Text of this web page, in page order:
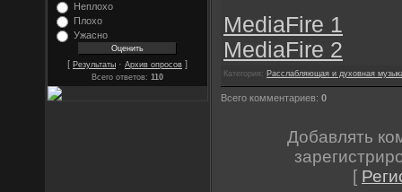
Неплохо
Плохо
Ужасно
[ Результаты · Архив опросов ]
Всего ответов: 110
MediaFire 1
MediaFire 2
Категория: Расслабляющая и духовная
Всего комментариев: 0
Добавлять
[